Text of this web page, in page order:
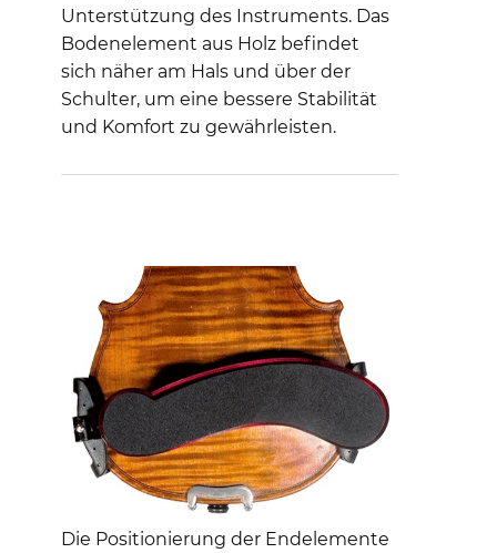
Unterstützung des Instruments. Das
Bodenelement aus Holz befindet
sich näher am Hals und über der
Schulter, um eine bessere Stabilität
und Komfort zu gewährleisten.
Die Positionierung der Endelemente